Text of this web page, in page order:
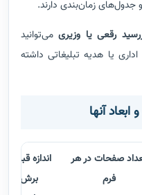
زمان‌بندی دارند.
رقعی یا وزیریمی‌توانید
یا هدیه تبلیغاتی داشته
آنها
صفحات در هر
فرم
اندازه قبل از
برش